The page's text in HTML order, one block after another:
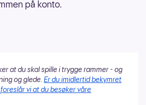
på konto.
at du skal spille i trygge rammer - og
og glede. Er du imidlertid bekymret
vi at du besøker våre